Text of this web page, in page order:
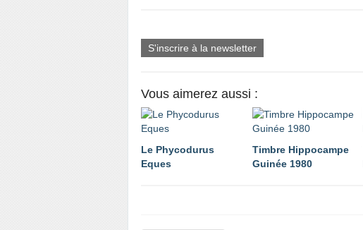
S'inscrire à la newsletter
Vous aimerez aussi :
Le Phycodurus
Eques
Timbre Hippocampe
Guinée 1980